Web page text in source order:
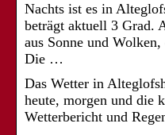
Nachts ist es in
beträgt aktuell 3 Grad.
aus Sonne und
Die …
Das Wetter in
heute, morgen und die
Wetterbericht und